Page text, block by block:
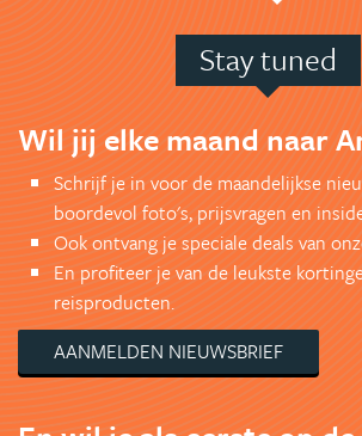
Stay tuned
Wil jij elke maand naar
Schrijf je in voor de maandelijkse
boordevol foto's, prijsvragen en
Ook ontvang je speciale deals van
En profiteer je van de leukste
reisproducten.
AANMELDEN NIEUWSBRIEF